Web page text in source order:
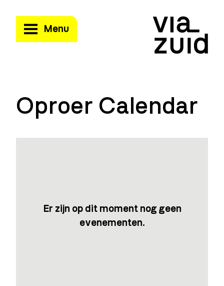
Menu
Oproer Calendar
Er zijn op dit moment nog geen
evenementen.